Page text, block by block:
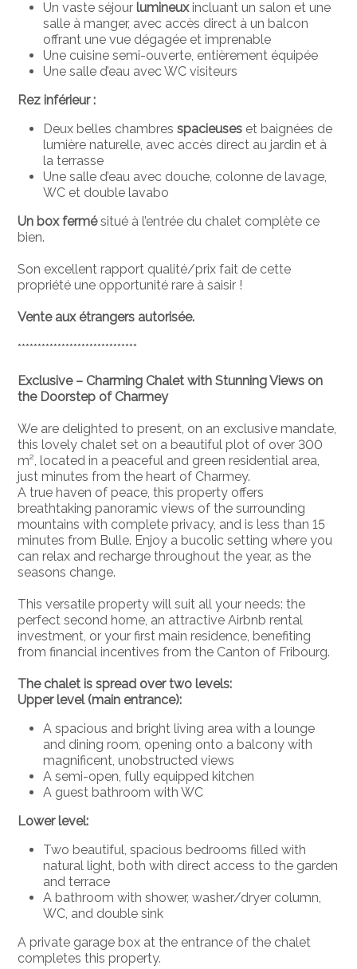
Un vaste séjour lumineuxincluant un salon et une
salle à manger, avec accès direct à un balcon
offrant une vue dégagée et imprenable
Une cuisine semi-ouverte, entièrement équipée
Une salle d’eau avec WC visiteurs
Rez inférieur :
Deux belles chambres spacieuses et baignées de
lumière naturelle, avec accès direct au jardin et à
la terrasse
Une salle d’eau avec douche, colonne de lavage,
WC et double lavabo
Un box fermésitué à l’entrée du chalet complète ce
bien.
Son excellent rapport qualité/prix fait de cette
propriété une opportunité rare à saisir !
Vente aux étrangers autorisée.
******************************
Exclusive – Charming Chalet with Stunning Views on
the Doorstep of Charmey
We are delighted to present, on an exclusive mandate,
this lovely chalet set on a beautiful plot of over 300
m², located in a peaceful and green residential area,
just minutes from the heart of Charmey.
A true haven of peace, this property offers
breathtaking panoramic views of the surrounding
mountains with complete privacy, and is less than 15
minutes from Bulle. Enjoy a bucolic setting where you
can relax and recharge throughout the year, as the
seasons change.
This versatile property will suit all your needs: the
perfect second home, an attractive Airbnb rental
investment, or your first main residence, benefiting
from financial incentives from the Canton of Fribourg.
The chalet is spread over two levels:
Upper level (main entrance):
A spacious and bright living area with a lounge
and dining room, opening onto a balcony with
magnificent, unobstructed views
A semi-open, fully equipped kitchen
A guest bathroom with WC
Lower level:
Two beautiful, spacious bedrooms filled with
natural light, both with direct access to the garden
and terrace
A bathroom with shower, washer/dryer column,
WC, and double sink
A private garage box at the entrance of the chalet
completes this property.